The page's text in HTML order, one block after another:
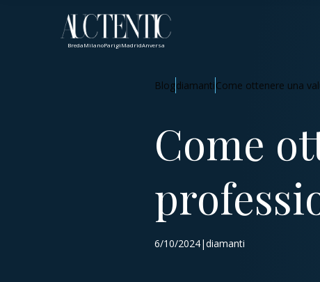
BredaMilanoParigiMadridAnversa
BlogdiamantiCome ottenere una
Come
6/10/2024|diamanti